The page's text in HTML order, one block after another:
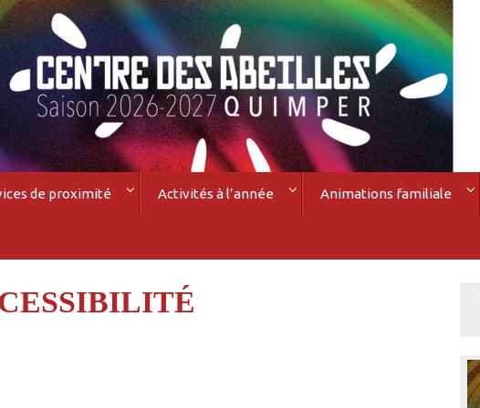
de proximité Activités à l’année Animations familiale